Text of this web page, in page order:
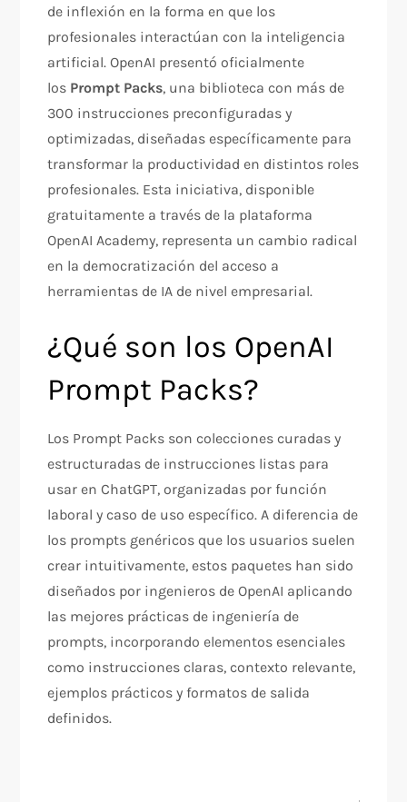
de inflexión en la forma en que los
profesionales interactúan con la inteligencia
artificial. OpenAI presentó oficialmente
los Prompt Packs, una biblioteca con más de
300 instrucciones preconfiguradas y
optimizadas, diseñadas específicamente para
transformar la productividad en distintos roles
profesionales. Esta iniciativa, disponible
gratuitamente a través de la plataforma
OpenAI Academy, representa un cambio radical
en la democratización del acceso a
herramientas de IA de nivel empresarial.​
¿Qué son los OpenAI
Prompt Packs?
Los Prompt Packs son colecciones curadas y
estructuradas de instrucciones listas para
usar en ChatGPT, organizadas por función
laboral y caso de uso específico. A diferencia de
los prompts genéricos que los usuarios suelen
crear intuitivamente, estos paquetes han sido
diseñados por ingenieros de OpenAI aplicando
las mejores prácticas de ingeniería de
prompts, incorporando elementos esenciales
como instrucciones claras, contexto relevante,
ejemplos prácticos y formatos de salida
definidos.